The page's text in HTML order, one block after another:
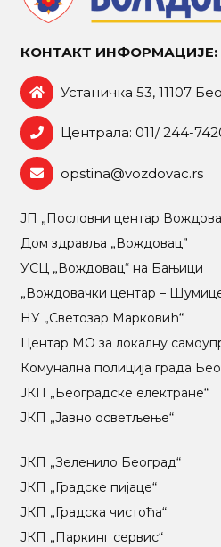
КОНТАКТ ИНФОРМАЦИЈЕ:
Устаничка 53, 11107
Централа: 011/ 244-
opstina@vozdovac.rs
ЈП „Пословни центар
Дом здравља „Вождовац”
УСЦ „Вождовац“ на Бањици
„Вождовачки центар –
НУ „Светозар Марковић“
Центар МO за локалну
Комунална полиција града
ЈКП „Београдске електране“
ЈКП „Јавно осветљење“
ЈКП „Зеленило Београд“
ЈКП „Градске пијаце“
ЈКП „Градска чистоћа“
ЈКП „Паркинг сервис“